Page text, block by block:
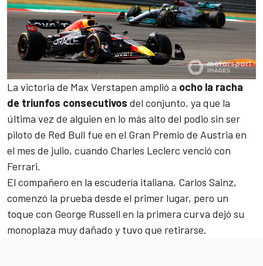
La victoria de Max Verstapen amplió a ocho la racha
de triunfos consecutivos del conjunto, ya que la
última vez de alguien en lo más alto del podio sin ser
piloto de Red Bull fue en el Gran Premio de Austria en
el mes de julio, cuando Charles Leclerc venció con
Ferrari.
El compañero en la escudería italiana, Carlos Sainz,
comenzó la prueba desde el primer lugar, pero un
toque con George Russell en la primera curva dejó su
monoplaza muy dañado y tuvo que retirarse.